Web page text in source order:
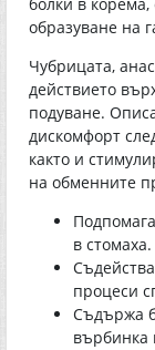
болки в
образуване на
Чубрицата,
действието
подуване.
дискомфорт
както и
на обменните
в стомаха.
процеси
Съдържа
върбинка